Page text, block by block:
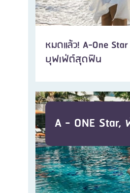
หมดแล้ว! A-One
บุฟเฟ่ต์สุดฟิน
A - ONE Star,